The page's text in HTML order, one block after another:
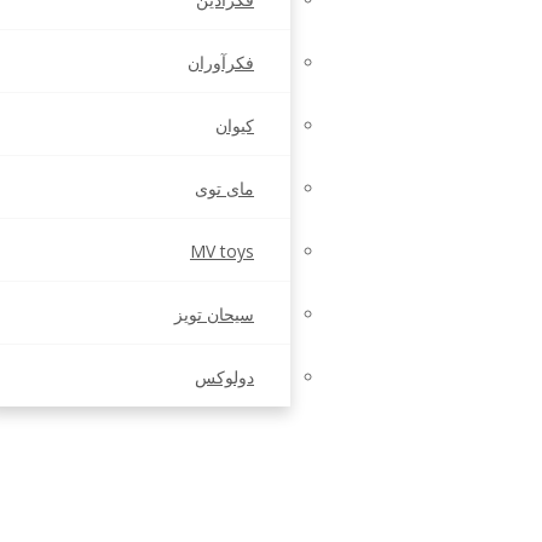
فکرآوران
کیوان
مای توی
MV toys
سیحان تویز
دولوکس